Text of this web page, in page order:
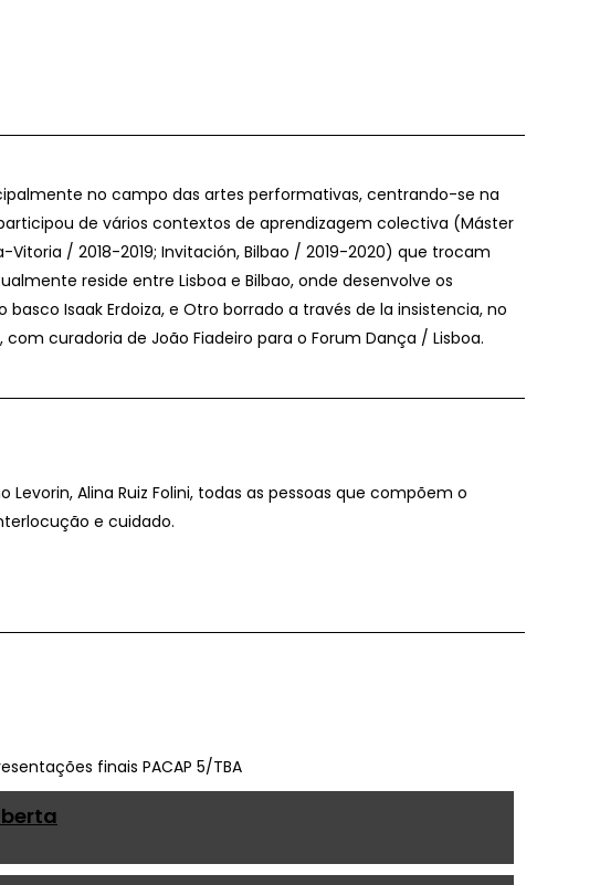
no campo das artes performativas, centrando-se na
de vários contextos de aprendizagem colectiva (Máster
Vitoria / 2018-2019; Invitación, Bilbao / 2019-2020) que trocam
reside entre Lisboa e Bilbao, onde desenvolve os
Isaak Erdoiza, e Otro borrado a través de la insistencia, no
curadoria de João Fiadeiro para o Forum Dança / Lisboa.
Levorin, Alina Ruiz Folini, todas as pessoas que compõem o
e cuidado.